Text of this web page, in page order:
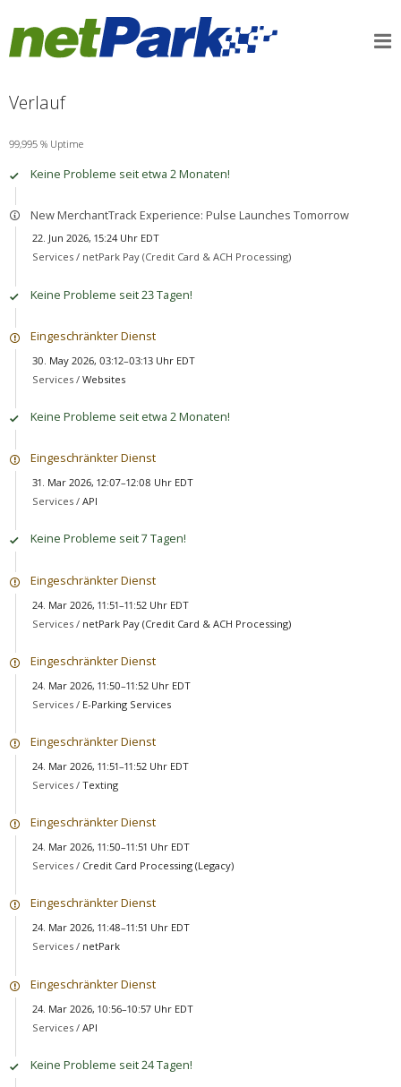
Verlauf
99,995 % Uptime
Keine Probleme seit etwa 2 Monaten!
New MerchantTrack Experience: Pulse Launches Tomorrow
22. Jun 2026, 15:24 Uhr EDT
Services / netPark Pay (Credit Card & ACH Processing)
Keine Probleme seit 23 Tagen!
Eingeschränkter Dienst
30. May 2026, 03:12–03:13 Uhr EDT
Services / Websites
Keine Probleme seit etwa 2 Monaten!
Eingeschränkter Dienst
31. Mar 2026, 12:07–12:08 Uhr EDT
Services / API
Keine Probleme seit 7 Tagen!
Eingeschränkter Dienst
24. Mar 2026, 11:51–11:52 Uhr EDT
Services / netPark Pay (Credit Card & ACH Processing)
Eingeschränkter Dienst
24. Mar 2026, 11:50–11:52 Uhr EDT
Services / E-Parking Services
Eingeschränkter Dienst
24. Mar 2026, 11:51–11:52 Uhr EDT
Services / Texting
Eingeschränkter Dienst
24. Mar 2026, 11:50–11:51 Uhr EDT
Services / Credit Card Processing (Legacy)
Eingeschränkter Dienst
24. Mar 2026, 11:48–11:51 Uhr EDT
Services / netPark
Eingeschränkter Dienst
24. Mar 2026, 10:56–10:57 Uhr EDT
Services / API
Keine Probleme seit 24 Tagen!